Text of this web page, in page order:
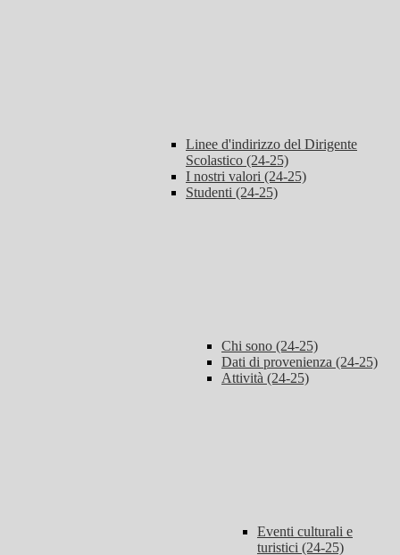
Linee d'indirizzo del Dirigente
Scolastico (24-25)
I nostri valori (24-25)
Studenti (24-25)
Chi sono (24-25)
Dati di provenienza (24-25)
Attività (24-25)
Eventi culturali e
turistici (24-25)